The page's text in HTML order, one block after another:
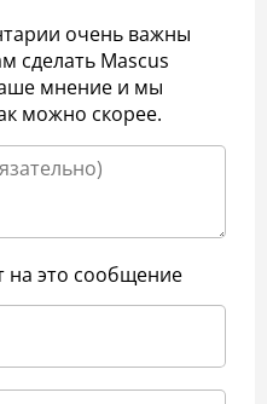
очень важны
сделать Mascus
мнение и мы
можно скорее.
на это сообщение